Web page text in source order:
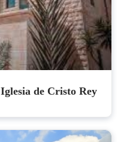
de Cristo Rey